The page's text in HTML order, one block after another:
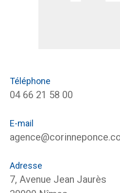
Téléphone
04 66 21 58 00
E-mail
Adresse
7, Avenue Jean Jaurès